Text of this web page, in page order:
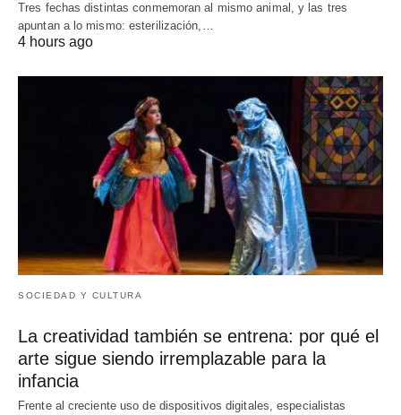
Tres fechas distintas conmemoran al mismo animal, y las tres
apuntan a lo mismo: esterilización,…
4 hours ago
SOCIEDAD Y CULTURA
La creatividad también se entrena: por qué el
arte sigue siendo irremplazable para la
infancia
Frente al creciente uso de dispositivos digitales, especialistas